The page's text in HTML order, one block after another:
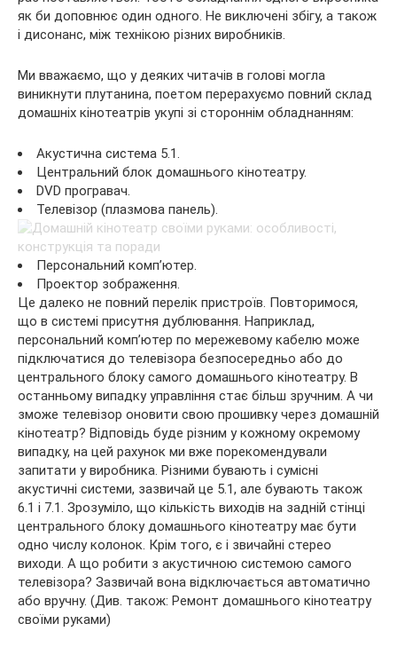
як би доповнює один одного. Не виключені збігу, а також
і дисонанс, між технікою різних виробників.
Ми вважаємо, що у деяких читачів в голові могла
виникнути плутанина, поетом перерахуємо повний склад
домашніх кінотеатрів укупі зі стороннім обладнанням:
Акустична система 5.1.
Центральний блок домашнього кінотеатру.
DVD програвач.
Телевізор (плазмова панель).
Персональний комп’ютер.
Проектор зображення.
Це далеко не повний перелік пристроїв. Повторимося,
що в системі присутня дублювання. Наприклад,
персональний комп’ютер по мережевому кабелю може
підключатися до телевізора безпосередньо або до
центрального блоку самого домашнього кінотеатру. В
останньому випадку управління стає більш зручним. А чи
зможе телевізор оновити свою прошивку через домашній
кінотеатр? Відповідь буде різним у кожному окремому
випадку, на цей рахунок ми вже порекомендували
запитати у виробника. Різними бувають і сумісні
акустичні системи, зазвичай це 5.1, але бувають також
6.1 і 7.1. Зрозуміло, що кількість виходів на задній стінці
центрального блоку домашнього кінотеатру має бути
одно числу колонок. Крім того, є і звичайні стерео
виходи. А що робити з акустичною системою самого
телевізора? Зазвичай вона відключається автоматично
або вручну. (Див. також: Ремонт домашнього кінотеатру
своїми руками)